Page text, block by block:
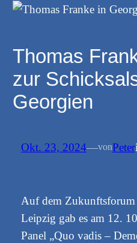
Thomas
zur
Georgien
Okt. 23, 2024—vonPeter
Auf dem Zukunftsforum
Leipzig gab es am 12.
Panel „Quo vadis –